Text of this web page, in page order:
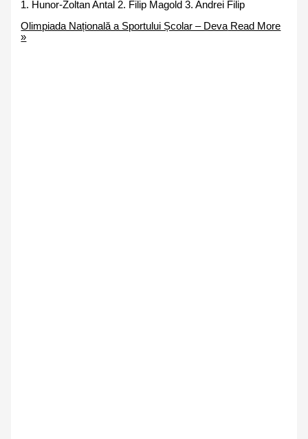
1. Hunor-Zoltan Antal 2. Filip Magold 3. Andrei Filip
Olimpiada Națională a Sportului Școlar – Deva Read More
»